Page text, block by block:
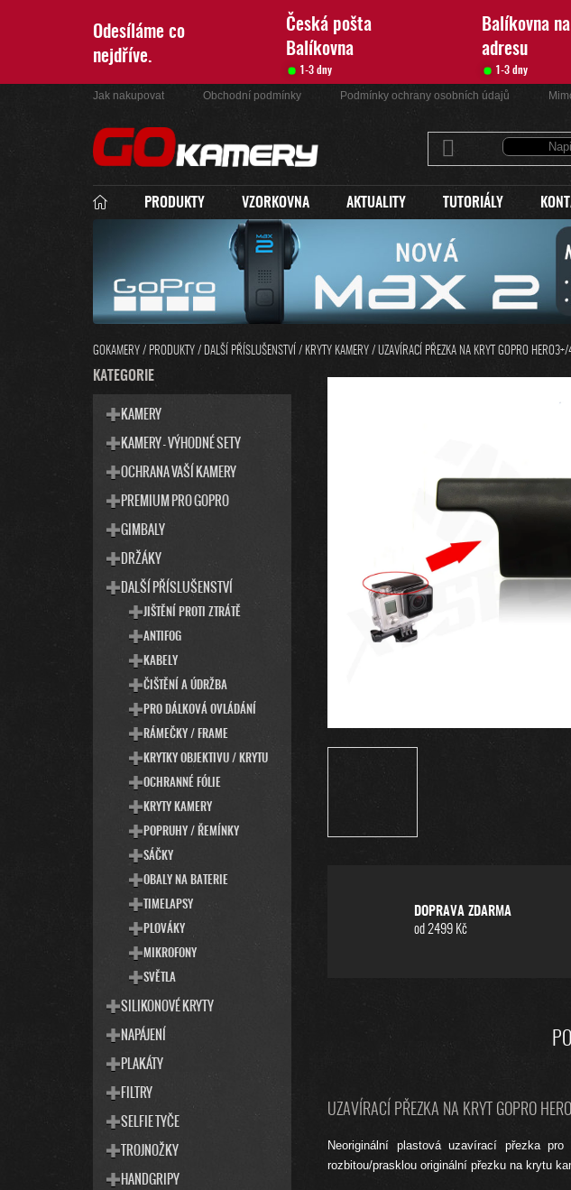
Odesíláme co
nejdříve.
Česká pošta
Balíkovna
Balíkovna na
adresu
1-3 dny 1-3 dny
Jak nakupovat Obchodní podmínky Podmínky ochrany osobních údajů
PRODUKTY VZORKOVNA AKTUALITY TUTORIÁLY
GOKAMERY / PRODUKTY / DALŠÍ PŘÍSLUŠENSTVÍ / KRYTY KAMERY / UZAVÍRACÍ PŘEZKA NA KRYT GOPRO
P
O
PŘESKOČIT
KATEGORIE
K
A
KATEGORIE
KAMERY
KAMERY - VÝHODNÉ SETY
OCHRANA VAŠÍ KAMERY
PREMIUM PRO GOPRO
GIMBALY
DRŽÁKY
DALŠÍ PŘÍSLUŠENSTVÍ
JIŠTĚNÍ PROTI ZTRÁTĚ
ANTIFOG
KABELY
ČIŠTĚNÍ A ÚDRŽBA
PRO DÁLKOVÁ OVLÁDÁNÍ
RÁMEČKY / FRAME
KRYTKY OBJEKTIVU / KRYTU
OCHRANNÉ FÓLIE
KRYTY KAMERY
POPRUHY / ŘEMÍNKY
SÁČKY
OBALY NA BATERIE
TIMELAPSY
PLOVÁKY
MIKROFONY
SVĚTLA
SILIKONOVÉ KRYTY
NAPÁJENÍ
PLAKÁTY
FILTRY
SELFIE TYČE
TROJNOŽKY
HANDGRIPY
DOPRAVA ZDARMA
od 2499 Kč
UZAVÍRACÍ PŘEZKA NA KRYT GOPRO
Neoriginální plastová uzavírací přezka
rozbitou/prasklou originální přezku na krytu